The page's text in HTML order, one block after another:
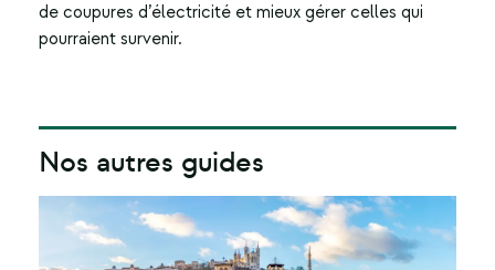
de coupures d’électricité et mieux gérer celles qui
pourraient survenir.
Nos autres guides